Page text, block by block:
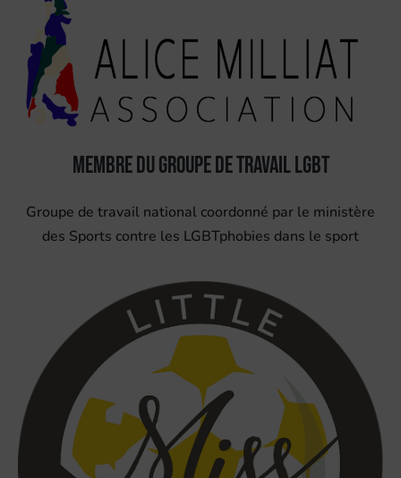
Membre du Groupe de travail LGBT
Groupe de travail national coordonné par le ministère
des Sports contre les LGBTphobies dans le sport